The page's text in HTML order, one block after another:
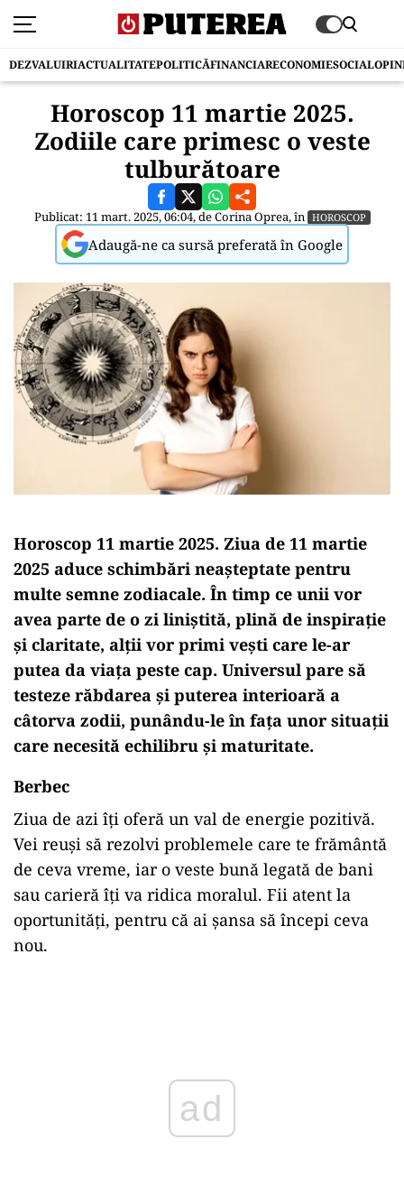
DEZVALUIRIACTUALITATEPOLITICĂFINANCIARECONOMIESOCIAL
Horoscop 11 martie 2025.
Zodiile care primesc o veste
tulburătoare
Publicat: 11 mart. 2025, 06:04, deCorina Oprea, în HOROSCOP
Adaugă-ne ca sursă preferată în Google
Horoscop 11 martie 2025. Ziua de 11 martie
2025 aduce schimbări neașteptate pentru
multe semne zodiacale. În timp ce unii vor
avea parte de o zi liniștită, plină de inspirație
și claritate, alții vor primi vești care le-ar
putea da viața peste cap. Universul pare să
testeze răbdarea și puterea interioară a
câtorva zodii, punându-le în fața unor situații
care necesită echilibru și maturitate.
Berbec
Ziua de azi îți oferă un val de energie pozitivă.
Vei reuși să rezolvi problemele care te frământă
de ceva vreme, iar o veste bună legată de bani
sau carieră îți va ridica moralul. Fii atent la
oportunități, pentru că ai șansa să începi ceva
nou.